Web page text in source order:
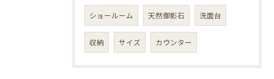
ショールーム 天然御影石 洗面台
収納 サイズ カウンター